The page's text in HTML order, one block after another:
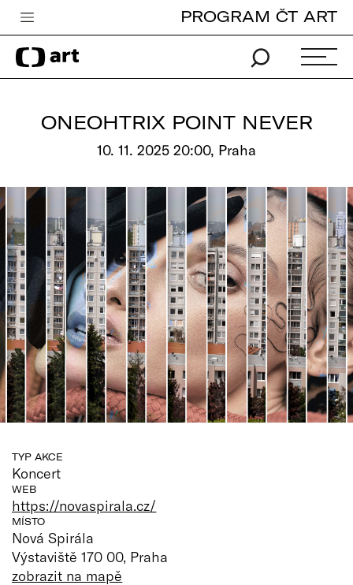
Česká televize
Zpravodajství
Pro děti
edu
Vše o ČT
PROGRAM ČT ART
ONEOHTRIX POINT NEVER
10. 11. 2025 20:00, Praha
TYP AKCE
Koncert
WEB
https://novaspirala.cz/
MÍSTO
Nová Spirála
Výstaviště 170 00, Praha
zobrazit na mapě